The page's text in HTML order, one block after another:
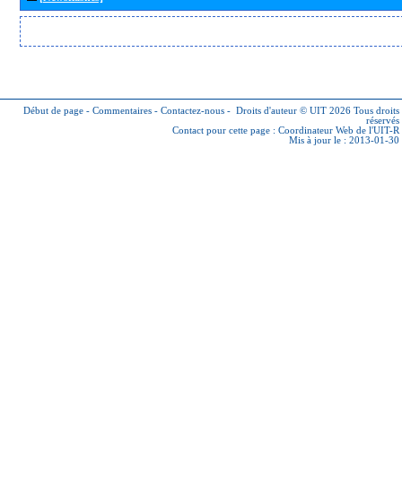
Début de page - Commentaires - Contactez-nous - Droits d'auteur © UIT 2026 Tous droits
réservés
Contact pour cette page : Coordinateur Web de l'UIT-R
Mis à jour le : 2013-01-30